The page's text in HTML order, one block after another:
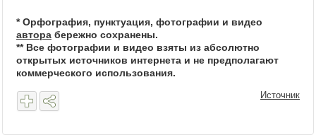
* Орфография, пунктуация, фотографии и видео
автора бережно сохранены.
** Все фотографии и видео взяты из абсолютно
открытых источников интернета и не предполагают
коммерческого использования.
Источник